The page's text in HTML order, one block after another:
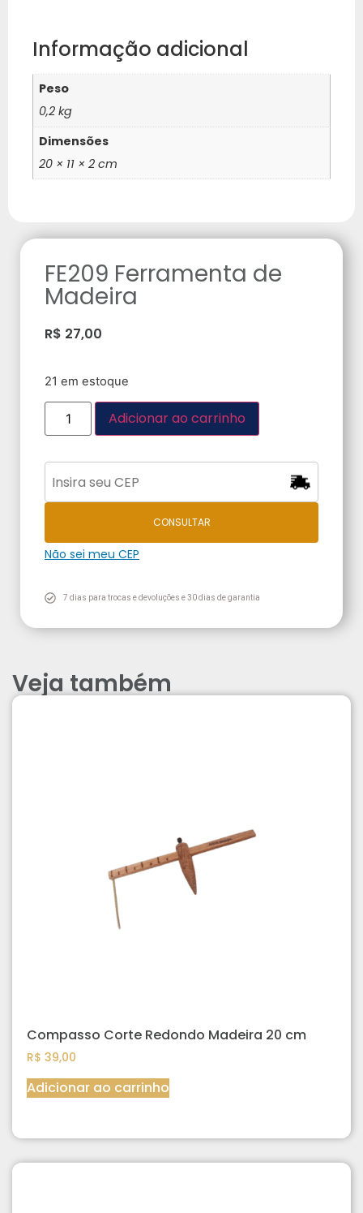
Informação adicional
Peso
0,2 kg
Dimensões
20 × 11 × 2 cm
FE209 Ferramenta de
Madeira
R$ 27,00
21 em estoque
Adicionar ao carrinho
CONSULTAR
Não sei meu CEP
7 dias para trocas e devoluções e 30 dias de garantia
Veja também
Compasso Corte Redondo Madeira 20 cm
R$ 39,00
Adicionar ao carrinho